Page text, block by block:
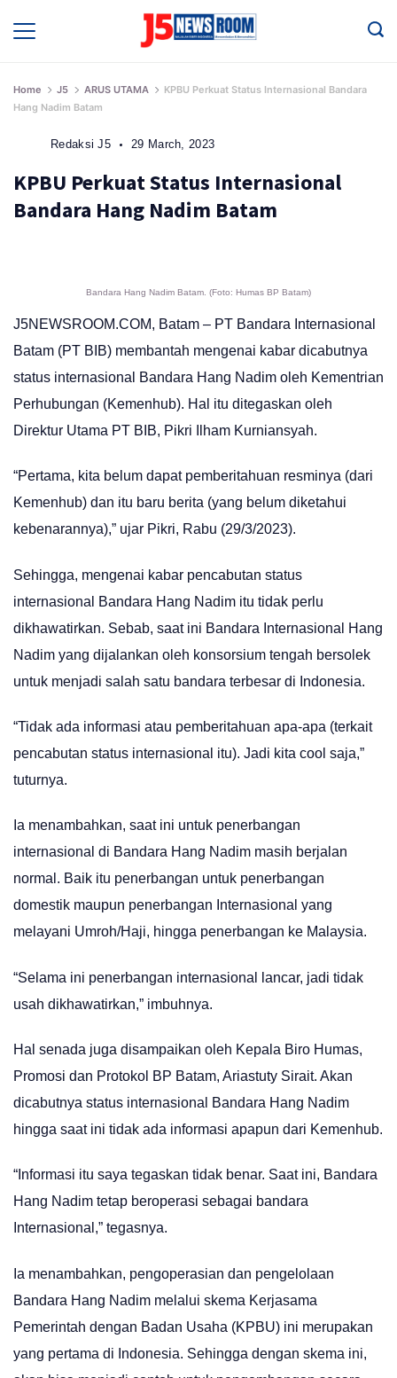
Home J5 ARUS UTAMA
KPBU Perkuat Status Internasional Bandara
Hang Nadim Batam
Redaksi J5 29 March, 2023
KPBU Perkuat Status Internasional
Bandara Hang Nadim Batam
Bandara Hang Nadim Batam. (Foto: Humas BP Batam)
J5NEWSROOM.COM, Batam – PT Bandara Internasional
Batam (PT BIB) membantah mengenai kabar dicabutnya
status internasional Bandara Hang Nadim oleh Kementrian
Perhubungan (Kemenhub). Hal itu ditegaskan oleh
Direktur Utama PT BIB, Pikri Ilham Kurniansyah.
“Pertama, kita belum dapat pemberitahuan resminya (dari
Kemenhub) dan itu baru berita (yang belum diketahui
kebenarannya),” ujar Pikri, Rabu (29/3/2023).
Sehingga, mengenai kabar pencabutan status
internasional Bandara Hang Nadim itu tidak perlu
dikhawatirkan. Sebab, saat ini Bandara Internasional Hang
Nadim yang dijalankan oleh konsorsium tengah bersolek
untuk menjadi salah satu bandara terbesar di Indonesia.
“Tidak ada informasi atau pemberitahuan apa-apa (terkait
pencabutan status internasional itu). Jadi kita cool saja,”
tuturnya.
Ia menambahkan, saat ini untuk penerbangan
internasional di Bandara Hang Nadim masih berjalan
normal. Baik itu penerbangan untuk penerbangan
domestik maupun penerbangan Internasional yang
melayani Umroh/Haji, hingga penerbangan ke Malaysia.
“Selama ini penerbangan internasional lancar, jadi tidak
usah dikhawatirkan,” imbuhnya.
Hal senada juga disampaikan oleh Kepala Biro Humas,
Promosi dan Protokol BP Batam, Ariastuty Sirait. Akan
dicabutnya status internasional Bandara Hang Nadim
hingga saat ini tidak ada informasi apapun dari Kemenhub.
“Informasi itu saya tegaskan tidak benar. Saat ini, Bandara
Hang Nadim tetap beroperasi sebagai bandara
Internasional,” tegasnya.
Ia menambahkan, pengoperasian dan pengelolaan
Bandara Hang Nadim melalui skema Kerjasama
Pemerintah dengan Badan Usaha (KPBU) ini merupakan
yang pertama di Indonesia. Sehingga dengan skema ini,